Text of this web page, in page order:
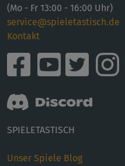
(Mo - Fr 13:00 - 16:00 Uhr)
service@spieletastisch.de
Kontakt
SPIELETASTISCH
Unser Spiele Blog